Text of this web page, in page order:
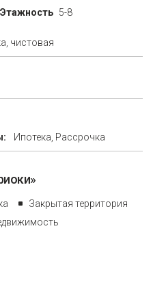
Этажность 5-8
чистовая
Ипотека, Рассрочка
Закрытая территория